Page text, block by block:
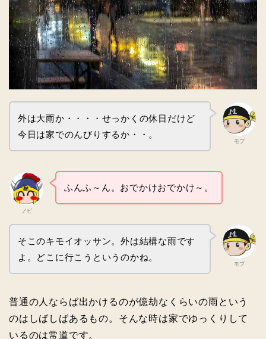
モブ
外は大雨か・・・・せっかくの休日だけど
今日は家でのんびりするか・・。
ノビ
ふんふ～ん。おでかけおでかけ～。
モブ
そこのキモイオッサン。外は結構な雨です
よ。どこに行こうというのかね。
普通の人ならば出かけるのが億劫なくらいの雨という
のはしばしばあるもの。そんな時は家でゆっくりして
いるのは常道です。